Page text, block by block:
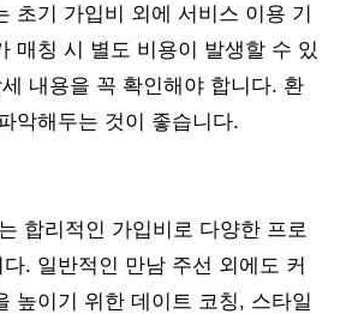
초기 가입비 외에 서비스 이용 기
매칭 시 별도 비용이 발생할 수 있
내용을 꼭 확인해야 합니다. 환
악해두는 것이 좋습니다.
합리적인 가입비로 다양한 프로
. 일반적인 만남 주선 외에도 커
높이기 위한 데이트 코칭, 스타일